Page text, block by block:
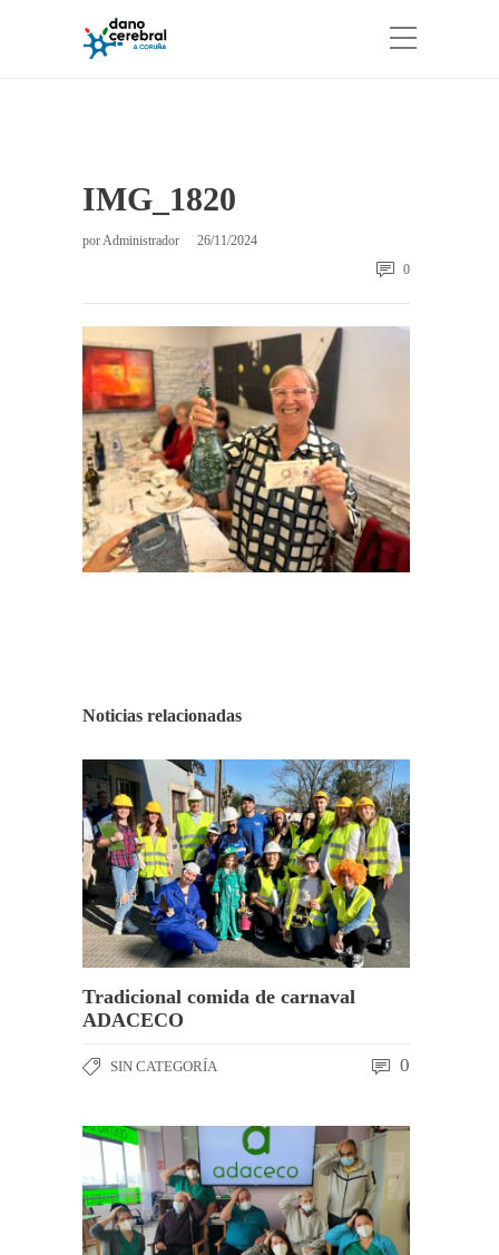
IMG_1820
porAdministrador
26/11/2024
0
Noticias relacionadas
Tradicional comida de carnaval
ADACECO
SIN CATEGORÍA 0